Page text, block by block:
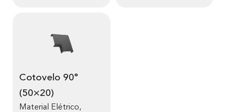
Cotovelo 90°
(50×20)
Material Elétrico,